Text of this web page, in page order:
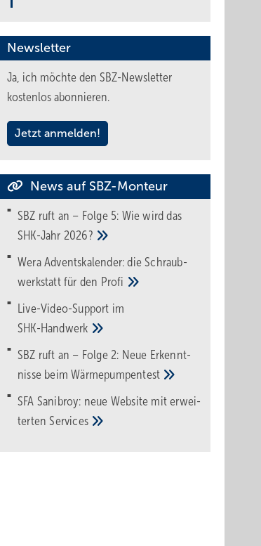
Newsletter
Ja, ich möchte den SBZ-Newsletter
kostenlos abonnieren.
Jetzt anmelden!
News auf SBZ-Monteur
SBZ ruft an – Folge 5: Wie wird das
SHK-Jahr 2026?
Wera Adventskalender: die Schraub­
werk­statt für den Pro­fi
Live-Video-Support im
SHK-Handwerk
SBZ ruft an – Folge 2: Neue Erkennt­
nisse beimWärme­pumpen­test
SFA Sanibroy: neue Web­site mit erwei­
tertenServices